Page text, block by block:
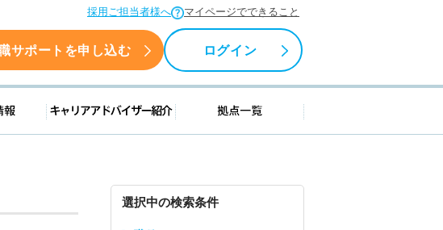
採用ご担当者様へ マイページでできること
サポートを申し込む ログイン
転職支援情報 キャリアアドバイザー紹介 拠点一覧
選択中の検索条件